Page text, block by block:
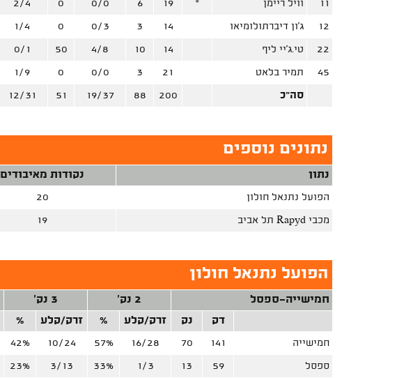
11 וויל ריימן *
19
6
0/0
0
2/4
12 ג'ון דיברתולומיאו 14
3
0/3
0
1/4
22 טי.ג'יי ליף 14
10
4/8
50
0/1
45 תמיר בלאט 21
3
0/0
0
1/9
סה"כ 200
88
19/37
51
12/31
נתונים נוספים
נתון נקודות מאיבודים
הפועל נתנאל חולון 20
מכבי Rapyd תל אביב 19
הפועל נתנאל חולון
חמישייה-ספסל 2 נק' 3 נק'
דק
נק זרק/קלע % זרק/קלע %
חמישייה 141
70
16/28
57%
10/24
42%
ספסל 59
13
1/3
33%
3/13
23%